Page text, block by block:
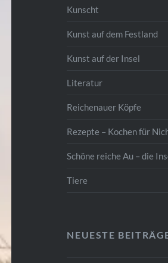
Kunscht
Kunst auf dem Festland
Kunst auf der Insel
Literatur
Reichenauer Köpfe
Rezepte – Kochen für
Schöne reiche Au – die
Tiere
NEUESTE